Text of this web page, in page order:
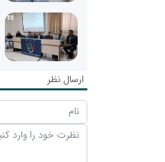
ارسال نظر